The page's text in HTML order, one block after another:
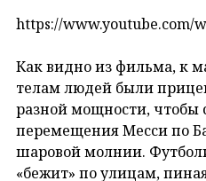
https://www.youtube.com/
Как видно из фильма, к
телам людей были
разной мощности, чтобы
перемещения Месси по
шаровой молнии.
«бежит» по улицам,